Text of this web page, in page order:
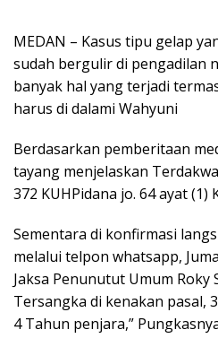
MEDAN – Kasus tipu gelap
sudah bergulir di pengadilan
banyak hal yang terjadi
harus di dalami Wahyuni
Berdasarkan pemberitaan
tayang menjelaskan
372 KUHPidana jo. 64 ayat (1)
Sementara di konfirmasi
melalui telpon whatsapp,
Jaksa Penunutut Umum Roky
Tersangka di kenakan pasal,
4 Tahun penjara,”